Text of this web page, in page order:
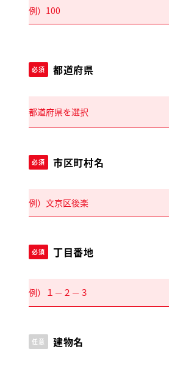
必須 都道府県
必須 市区町村名
必須 丁目番地
任意 建物名